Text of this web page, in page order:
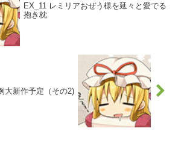
EX_11 レミリアおぜう様を延々と愛でる
抱き枕
大新作予定（その2)